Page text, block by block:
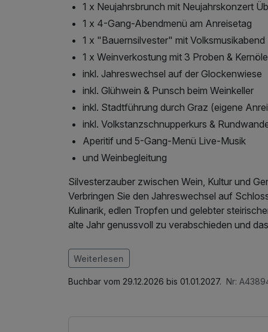
1 x Neujahrsbrunch mit Neujahrskonzert
1 x 4-Gang-Abendmenü am Anreisetag
1 x "Bauernsilvester" mit Volksmusikabend
1 x Weinverkostung mit 3 Proben &
inkl. Jahreswechsel auf der Glockenwiese
inkl. Glühwein & Punsch beim Weinkeller
inkl. Stadtführung durch Graz (eigene
inkl. Volkstanzschnupperkurs &
Aperitif und 5-Gang-Menü Live-Musik
und Weinbegleitung
Silvesterzauber zwischen Wein, Kultur und
Verbringen Sie den Jahreswechsel auf
Kulinarik, edlen Tropfen und gelebter
alte Jahr genussvoll zu verabschieden und
Im Angebot enthalten
Parkplatz, W-LAN Nutzung / Internetnutzung,
Weiterlesen
Buchbar vom 29.12.2026 bis 01.01.2027. Nr: